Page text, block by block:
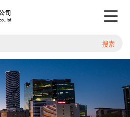
搜索